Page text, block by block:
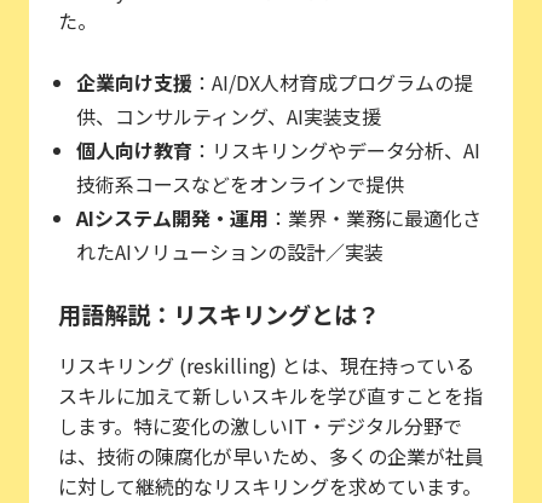
た。
企業向け支援 ：AI/DX人材育成プログラムの提
供、コンサルティング、AI実装支援
個人向け教育 ：リスキリングやデータ分析、AI
技術系コースなどをオンラインで提供
AIシステム開発・運用 ：業界・業務に最適化さ
れたAIソリューションの設計／実装
用語解説：リスキリングとは？
リスキリング (reskilling) とは、現在持っている
スキルに加えて新しいスキルを学び直すことを指
します。特に変化の激しいIT・デジタル分野で
は、技術の陳腐化が早いため、多くの企業が社員
に対して継続的なリスキリングを求めています。